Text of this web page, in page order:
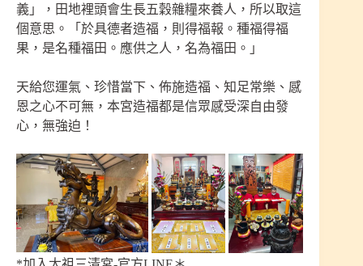
義」，田地裡頭會生長五穀雜糧來養人，所以取這
個意思。「於具德者造福，則得福報。種福得福
果，是名種福田。應供之人，名為福田。」
天給您運氣、珍惜當下、佈施造福、知足常樂、感
恩之心不可無，本宮造福都是信眾感受深自由發
心，無強迫！